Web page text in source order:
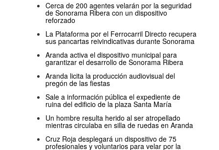
Cerca de 200 agentes velarán por la seguridad
de Sonorama Ribera con un dispositivo
reforzado
La Plataforma por el Ferrocarril Directo recupera
sus pancartas reivindicativas durante Sonorama
Aranda activa el dispositivo municipal para
garantizar el desarrollo de Sonorama Ribera
Aranda licita la producción audiovisual del
pregón de las fiestas
Sale a información pública el expediente de
ruina del edificio de la plaza Santa María
Un hombre resulta herido al ser atropellado
mientras circulaba en silla de ruedas en Aranda
Cruz Roja desplegará un dispositivo de 75
profesionales y voluntarios para velar por la